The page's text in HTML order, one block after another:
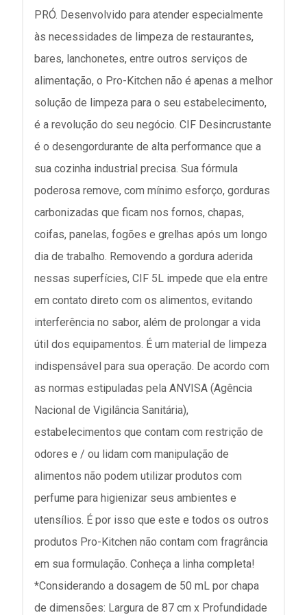
PRÓ. Desenvolvido para atender especialmente
às necessidades de limpeza de restaurantes,
bares, lanchonetes, entre outros serviços de
alimentação, o Pro-Kitchen não é apenas a melhor
solução de limpeza para o seu estabelecimento,
é a revolução do seu negócio. CIF Desincrustante
é o desengordurante de alta performance que a
sua cozinha industrial precisa. Sua fórmula
poderosa remove, com mínimo esforço, gorduras
carbonizadas que ficam nos fornos, chapas,
coifas, panelas, fogões e grelhas após um longo
dia de trabalho. Removendo a gordura aderida
nessas superfícies, CIF 5L impede que ela entre
em contato direto com os alimentos, evitando
interferência no sabor, além de prolongar a vida
útil dos equipamentos. É um material de limpeza
indispensável para sua operação. De acordo com
as normas estipuladas pela ANVISA (Agência
Nacional de Vigilância Sanitária),
estabelecimentos que contam com restrição de
odores e / ou lidam com manipulação de
alimentos não podem utilizar produtos com
perfume para higienizar seus ambientes e
utensílios. É por isso que este e todos os outros
produtos Pro-Kitchen não contam com fragrância
em sua formulação. Conheça a linha completa!
*Considerando a dosagem de 50 mL por chapa
de dimensões: Largura de 87 cm x Profundidade